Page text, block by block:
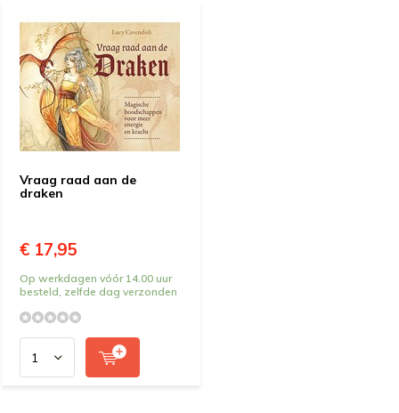
Vraag raad aan de
draken
€ 17,95
Op werkdagen vóór 14.00 uur
besteld, zelfde dag verzonden